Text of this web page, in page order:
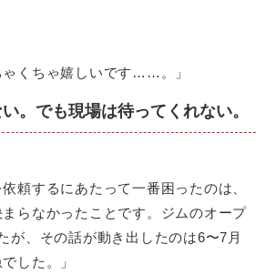
ゃくちゃ嬉しいです……。」
。でも現場は待ってくれない。
依頼するにあたって一番困ったのは、
らなかったことです。ジムのオープ
が、その話が動き出したのは6〜7月
した。」